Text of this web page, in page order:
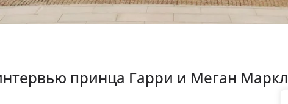
принца Гарри и Меган Маркл